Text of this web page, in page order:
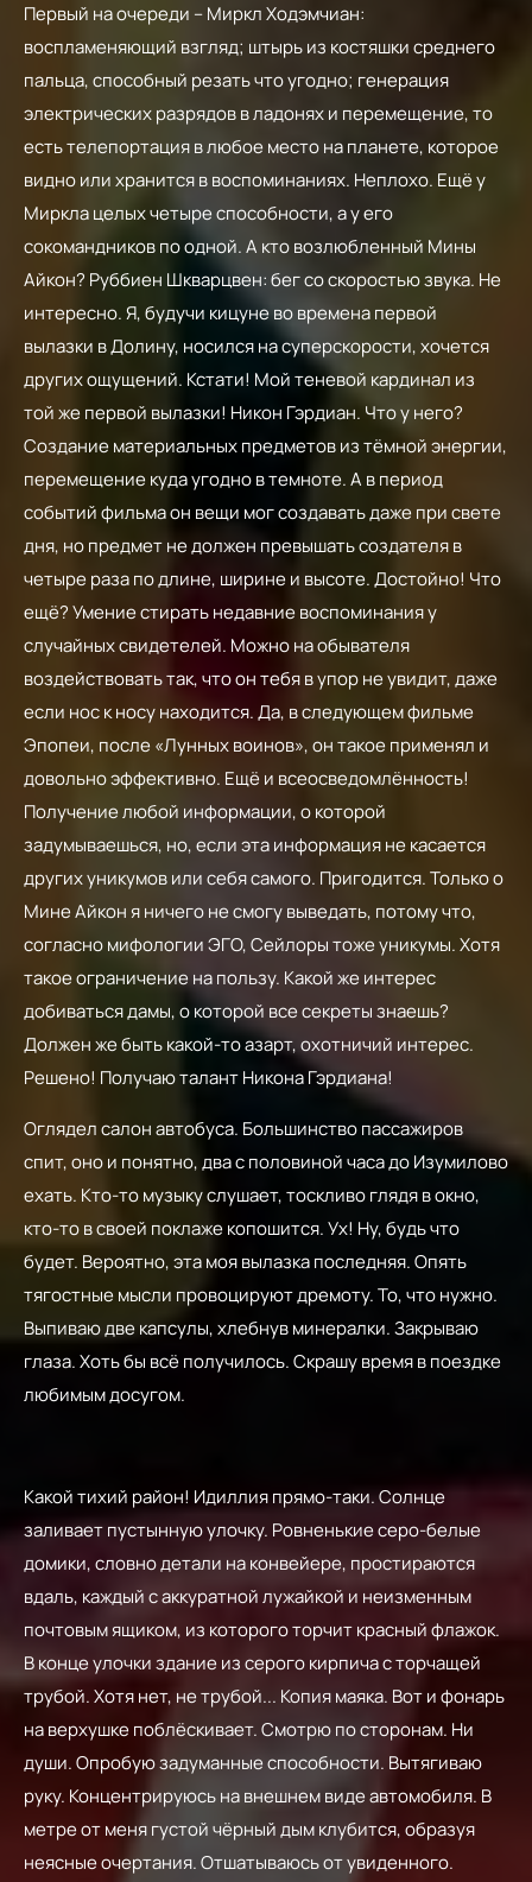
Первый на очереди – Миркл Ходэмчиан:
воспламеняющий взгляд; штырь из костяшки среднего
пальца, способный резать что угодно; генерация
электрических разрядов в ладонях и перемещение, то
есть телепортация в любое место на планете, которое
видно или хранится в воспоминаниях. Неплохо. Ещё у
Миркла целых четыре способности, а у его
сокомандников по одной. А кто возлюбленный Мины
Айкон? Руббиен Шкварцвен: бег со скоростью звука. Не
интересно. Я, будучи кицуне во времена первой
вылазки в Долину, носился на суперскорости, хочется
других ощущений. Кстати! Мой теневой кардинал из
той же первой вылазки! Никон Гэрдиан. Что у него?
Создание материальных предметов из тёмной энергии,
перемещение куда угодно в темноте. А в период
событий фильма он вещи мог создавать даже при свете
дня, но предмет не должен превышать создателя в
четыре раза по длине, ширине и высоте. Достойно! Что
ещё? Умение стирать недавние воспоминания у
случайных свидетелей. Можно на обывателя
воздействовать так, что он тебя в упор не увидит, даже
если нос к носу находится. Да, в следующем фильме
Эпопеи, после «Лунных воинов», он такое применял и
довольно эффективно. Ещё и всеосведомлённость!
Получение любой информации, о которой
задумываешься, но, если эта информация не касается
других уникумов или себя самого. Пригодится. Только о
Мине Айкон я ничего не смогу выведать, потому что,
согласно мифологии ЭГО, Сейлоры тоже уникумы. Хотя
такое ограничение на пользу. Какой же интерес
добиваться дамы, о которой все секреты знаешь?
Должен же быть какой-то азарт, охотничий интерес.
Решено! Получаю талант Никона Гэрдиана!
Оглядел салон автобуса. Большинство пассажиров
спит, оно и понятно, два с половиной часа до Изумилово
ехать. Кто-то музыку слушает, тоскливо глядя в окно,
кто-то в своей поклаже копошится. Ух! Ну, будь что
будет. Вероятно, эта моя вылазка последняя. Опять
тягостные мысли провоцируют дремоту. То, что нужно.
Выпиваю две капсулы, хлебнув минералки. Закрываю
глаза. Хоть бы всё получилось. Скрашу время в поездке
любимым досугом.
Какой тихий район! Идиллия прямо-таки. Солнце
заливает пустынную улочку. Ровненькие серо-белые
домики, словно детали на конвейере, простираются
вдаль, каждый с аккуратной лужайкой и неизменным
почтовым ящиком, из которого торчит красный флажок.
В конце улочки здание из серого кирпича с торчащей
трубой. Хотя нет, не трубой... Копия маяка. Вот и фонарь
на верхушке поблёскивает. Смотрю по сторонам. Ни
души. Опробую задуманные способности. Вытягиваю
руку. Концентрируюсь на внешнем виде автомобиля. В
метре от меня густой чёрный дым клубится, образуя
неясные очертания. Отшатываюсь от увиденного.